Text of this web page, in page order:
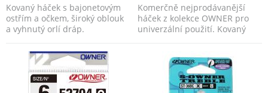
Kovaný háček s bajonetovým
ostřím a očkem, široký oblouk
a vyhnutý orlí dráp.
Komerčně nejprodávanější
háček z kolekce OWNER pro
univerzální použití. Kovaný